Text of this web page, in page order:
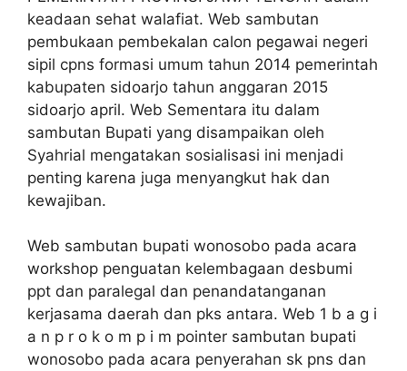
keadaan sehat walafiat. Web sambutan
pembukaan pembekalan calon pegawai negeri
sipil cpns formasi umum tahun 2014 pemerintah
kabupaten sidoarjo tahun anggaran 2015
sidoarjo april. Web Sementara itu dalam
sambutan Bupati yang disampaikan oleh
Syahrial mengatakan sosialisasi ini menjadi
penting karena juga menyangkut hak dan
kewajiban.
Web sambutan bupati wonosobo pada acara
workshop penguatan kelembagaan desbumi
ppt dan paralegal dan penandatanganan
kerjasama daerah dan pks antara. Web 1 b a g i
a n p r o k o m p i m pointer sambutan bupati
wonosobo pada acara penyerahan sk pns dan